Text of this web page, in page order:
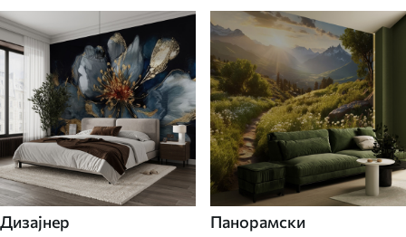
Дизајнер Панорамски